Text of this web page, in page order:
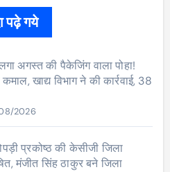
पढ़े गये
अगस्त की पैकेजिंग वाला पोहा!
खाद्य विभाग ने की कार्रवाई, 38
2026
प्रकोष्ठ की केसीजी जिला
मंजीत सिंह ठाकुर बने जिला